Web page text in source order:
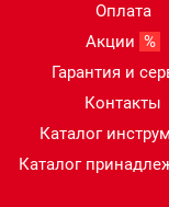
Оплата
Акции %
Гарантия и
Контакты
Каталог
Каталог